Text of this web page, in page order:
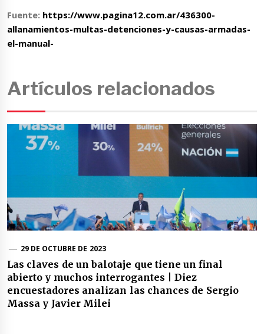
Fuente: https://www.pagina12.com.ar/436300-
allanamientos-multas-detenciones-y-causas-armadas-
el-manual-
Artículos relacionados
29 DE OCTUBRE DE 2023
Las claves de un balotaje que tiene un final
abierto y muchos interrogantes | Diez
encuestadores analizan las chances de Sergio
Massa y Javier Milei